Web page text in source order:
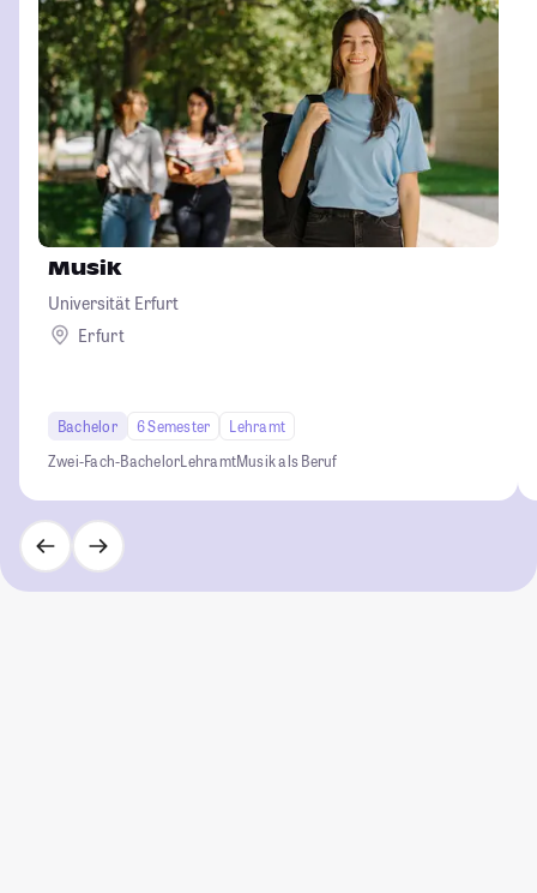
Musik
Universität Erfurt
Erfurt
Bachelor 6 Semester
Lehramt
Zwei-Fach-BachelorLehramtMusik als Beruf